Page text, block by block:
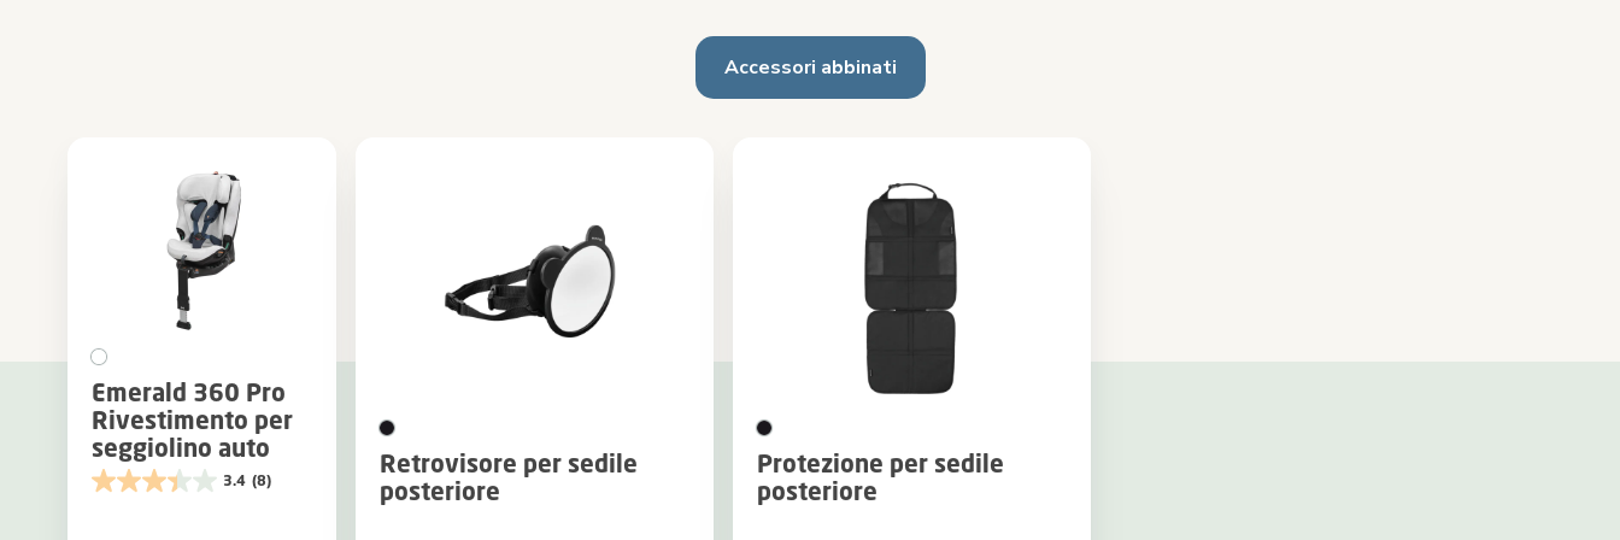
Accessori abbinati
Emerald 360 Pro
Rivestimento per
seggiolino auto
3.4 (8)
Retrovisore per sedile
posteriore
Protezione per sedile
posteriore